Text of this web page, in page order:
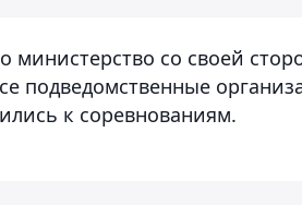
министерство со своей
подведомственные
к соревнованиям.